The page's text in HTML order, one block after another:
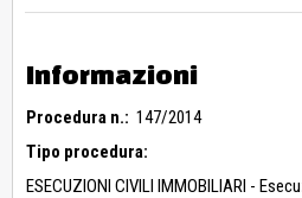
Informazioni
Procedura n.: 147/2014
Tipo procedura:
ESECUZIONI CIVILI IMMOBILIARI -